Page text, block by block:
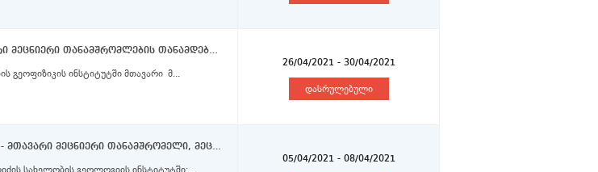
მიხეილ ნოდიას სახელობის გეოფიზიკის ინსტიტუტში მთავარი მეცნიერი თანამშრომლების თანამდებობებზე
გეოფიზიკის ინსტიტუტში მთავარი მ...
26/04/2021 - 30/04/2021
დასრულებული
ალექსანდრე ჯანელიძის სახელობის გეოლოგიის ინსტიტუტი - მთავარი მეცნიერი თანამშრომელი, მეცნიერი თანამშრომელი
სახელობის გეოლოგიის ინსტიტუტში:...
05/04/2021 - 08/04/2021